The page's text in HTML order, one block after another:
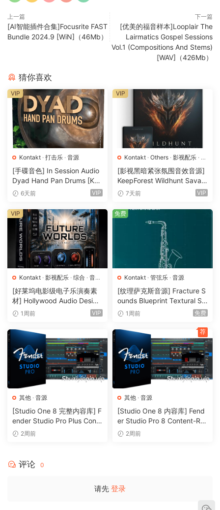
– „Round-Robin script and 4 real velocities “ for more
playing realism
P2P
🏠 HomePage
上一篇
[AI智能插件合集]Focusrite FAST
Bundle 2024.9 [WiN]（46Mb）
下一篇
[优美的福音样本]Looplair The
Lairmatics Gospel Sessions
Vol.1 (Compositions And Stems)
[WAV]（426Mb）
猜你喜欢
Kontakt · 打击乐 · 音源
[手碟音色] In Session Audio
Dyad Hand Pan Drums [KO
NTAKT]（4.33GB）
6天前 VIP
VIP
Kontakt · Others · 影视配乐 · 环
境铺底· 素材 ·采样 ·音效特殊·
音源
[影视黑暗紧张氛围音效音源]
KeepForest Wildhunt Savag
e Ritual Tension [WAV, KON
7天前 VIP
VIP
Kontakt · 影视配乐 · 综合 · 音效
特殊· 音源
[好莱坞电影级电子乐演奏素
材] Hollywood Audio Design
FUTURE WORLDS [KONTAK
1周前 VIP
VIP
Kontakt · 管弦乐 · 音源
[纹理萨克斯音源] Fracture S
ounds Blueprint Textural Sa
x (Woodwind Experiments)
1周前 免费
免费
其他 · 音源
[Studio One 8 完整内容库] F
ender Studio Pro Plus Conte
nt 2026-R2R（166GB）
2周前
其他 · 音源
[Studio One 8 内容库] Fend
er Studio Pro 8 Content-R2
R（33.5GB）
2周前
荐
评论 0
请先 登录